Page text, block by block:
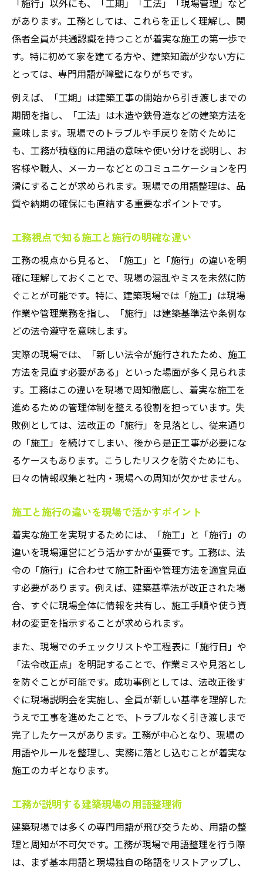
「施行」以外にも、「工期」「工法」「現場管理」など
があります。工務としては、これらを正しく理解し、関
係者全員が共通認識を持つことが着実な施工の第一歩で
す。特に初めて家を建てる方や、建築知識が少ない方に
とっては、専門用語が障壁になりがちです。
例えば、「工期」は建築工事の開始から引き渡しまでの
期間を指し、「工法」は木造や鉄骨造などの建築方法を
意味します。現場でのトラブルや手戻りを防ぐために
も、工務が積極的に用語の意味や使い分けを説明し、お
客様や職人、メーカーなどとのコミュニケーションを円
滑にすることが求められます。現場での用語整理は、品
質や納期の確保にも直結する重要なポイントです。
工務視点で知る施工と施行の明確な違い
工務の視点から見ると、「施工」と「施行」の違いを明
確に理解しておくことで、現場の混乱やミスを未然に防
ぐことが可能です。特に、建築現場では「施工」は現場
作業や管理業務を指し、「施行」は建築基準法や条例な
どの法令遵守を意味します。
実際の現場では、「新しい法令が施行されたため、施工
方法を見直す必要がある」といった場面が多く見られま
す。工務はこの違いを現場で周知徹底し、着実な施工を
進めるための管理体制を整える役割を担っています。失
敗例としては、法改正の「施行」を見落とし、従来通り
の「施工」を続けてしまい、後から是正工事が必要にな
るケースもあります。こうしたリスクを防ぐためにも、
日々の情報収集と社内・現場への周知が欠かせません。
施工と施行の違いを現場で活かすポイント
着実な施工を実現するためには、「施工」と「施行」の
違いを現場運営にどう活かすかが重要です。工務は、法
令の「施行」に合わせて施工計画や管理方法を適宜見直
す必要があります。例えば、建築基準法が改正された場
合、すぐに現場全体に情報を共有し、施工手順や使う資
材の変更を指示することが求められます。
また、現場でのチェックリストや工程表に「施行日」や
「法令改正点」を明記することで、作業ミスや見落とし
を防ぐことが可能です。成功事例としては、法改正後す
ぐに現場説明会を実施し、全員が新しい基準を理解した
うえで工事を進めたことで、トラブルなく引き渡しまで
完了したケースがあります。工務が中心となり、現場の
用語やルールを整理し、実務に落とし込むことが着実な
施工のカギとなります。
工務が説明する建築現場の用語整理術
建築現場では多くの専門用語が飛び交うため、用語の整
理と周知が不可欠です。工務が現場で用語整理を行う際
は、まず基本用語と現場独自の略語をリストアップし、